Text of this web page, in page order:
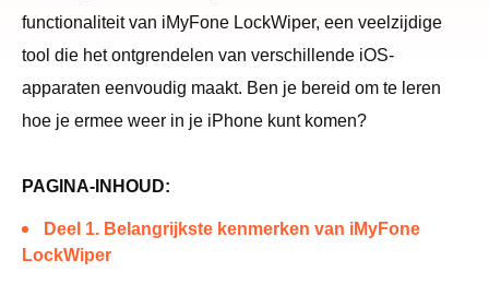
functionaliteit van iMyFone LockWiper, een veelzijdige
tool die het ontgrendelen van verschillende iOS-
apparaten eenvoudig maakt. Ben je bereid om te leren
hoe je ermee weer in je iPhone kunt komen?
PAGINA-INHOUD:
Deel 1. Belangrijkste kenmerken van iMyFone
LockWiper